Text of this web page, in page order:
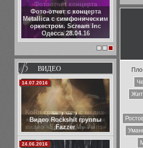
Фотоотчет концерта
«Легендарные
Пластилиновые Ноги» в
арт-клубе «Юла-85»
10.12.2013
ВИДЕО
KoRn сражаются с медиа-
манипуляциями в новом
видео «Spike In My Veins»
06.02.2014
11.12.2013